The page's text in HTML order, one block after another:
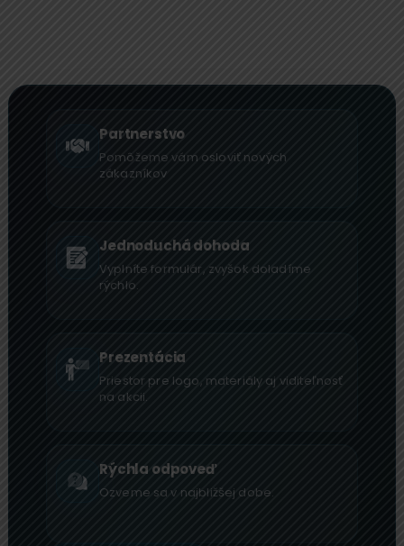
Partnerstvo
Pomôžeme vám osloviť nových
zákazníkov
Jednoduchá dohoda
Vyplníte formulár, zvyšok doladíme
rýchlo.
Prezentácia
Priestor pre logo, materiály aj viditeľnosť
na akcii.
Rýchla odpoveď
Ozveme sa v najbližšej dobe.